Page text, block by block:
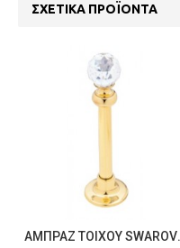
ΣΧΕΤΙΚΆ ΠΡΟΪΌΝΤΑ